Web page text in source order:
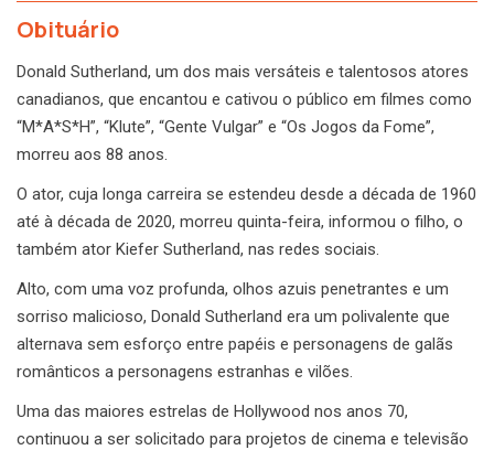
Obituário
Donald Sutherland, um dos mais versáteis e talentosos atores
canadianos, que encantou e cativou o público em filmes como
“M*A*S*H”, “Klute”, “Gente Vulgar” e “Os Jogos da Fome”,
morreu aos 88 anos.
O ator, cuja longa carreira se estendeu desde a década de 1960
até à década de 2020, morreu quinta-feira, informou o filho, o
também ator Kiefer Sutherland, nas redes sociais.
Alto, com uma voz profunda, olhos azuis penetrantes e um
sorriso malicioso, Donald Sutherland era um polivalente que
alternava sem esforço entre papéis e personagens de galãs
românticos a personagens estranhas e vilões.
Uma das maiores estrelas de Hollywood nos anos 70,
continuou a ser solicitado para projetos de cinema e televisão